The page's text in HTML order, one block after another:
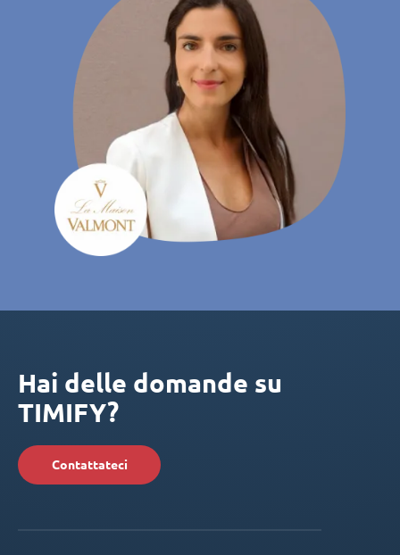
Hai delle domande su
TIMIFY?
Contattateci